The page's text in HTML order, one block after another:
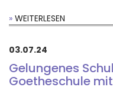
WEITERLESEN
03.07.24
Gelungenes
Goetheschule